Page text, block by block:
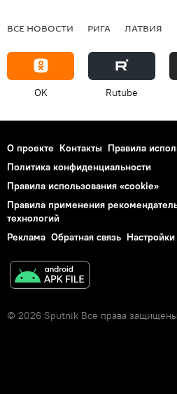
ВСЕ НОВОСТИ РИГА ЛАТВИЯ
OK Rutube
О проекте Контакты Правила
Политика конфиденциальности
Правила использования «cookie»
Правила применения
технологий
Реклама Обратная связь
© 2026 Sputnik Все права